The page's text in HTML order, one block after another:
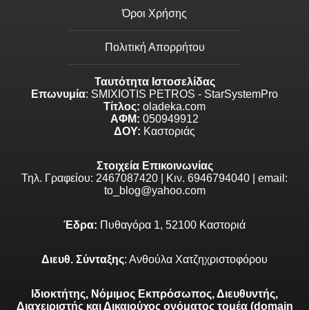
Όροι Χρήσης
Πολιτική Απορρήτου
Ταυτότητα Ιστοσελίδας
Επωνυμία: SMIXIOTIS PETROS - StarSystemPro
Τίτλος: oladeka.com
ΑΦΜ: 050949912
ΔΟΥ: Καστοριάς
Στοιχεία Επικοινωνίας
Τηλ. Γραφείου: 2467087420 | Κιν. 6946794040 | email:
to_blog@yahoo.com
Έδρα: Πυθαγόρα 1, 52100 Καστοριά
Διευθ. Σύνταξης: Ανθούλα Χατζηχριστοφόρου
Ιδιοκτήτης, Νόμιμος Εκπρόσωπος, Διευθυντής,
Διαχειριστής και Δικαιούχος ονόματος τομέα (domain